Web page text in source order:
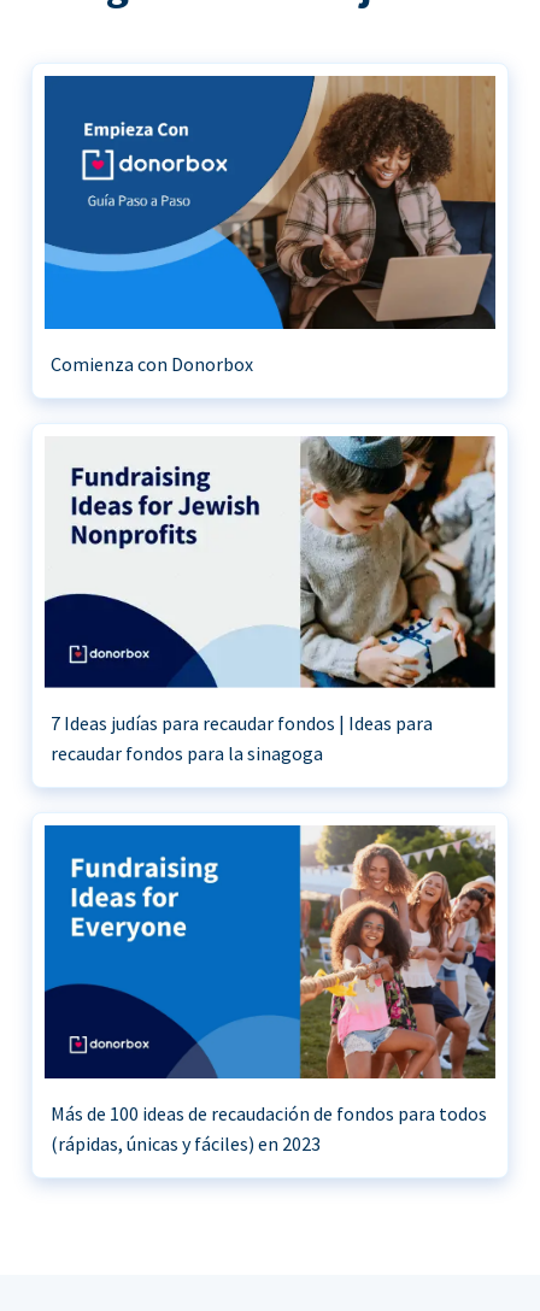
Comienza con Donorbox
7 Ideas judías para recaudar fondos | Ideas para
recaudar fondos para la sinagoga
Más de 100 ideas de recaudación de fondos para todos
(rápidas, únicas y fáciles) en 2023